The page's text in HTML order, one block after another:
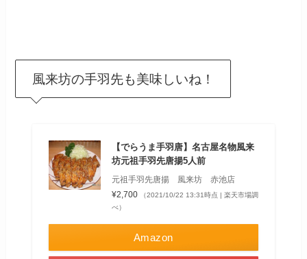
風来坊の手羽先も美味しいね！
【でらうま手羽唐】名古屋名物風来
坊元祖手羽先唐揚5人前
元祖手羽先唐揚 風来坊 赤池店
¥2,700
（2021/10/22 13:31時点 | 楽天市場調
べ）
Amazon